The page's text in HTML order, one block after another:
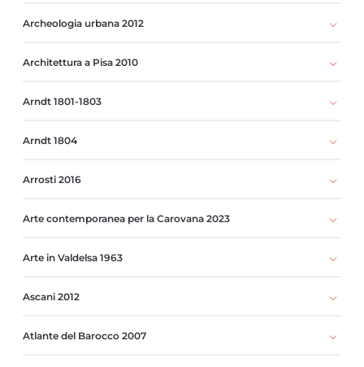
Archeologia urbana 2012
Architettura a Pisa 2010
Arndt 1801-1803
Arndt 1804
Arrosti 2016
Arte contemporanea per la Carovana 2023
Arte in Valdelsa 1963
Ascani 2012
Atlante del Barocco 2007